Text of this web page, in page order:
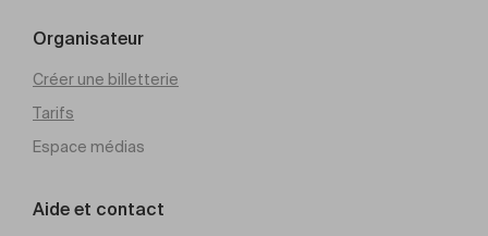
Organisateur
Créer une billetterie
Tarifs
Espace médias
Aide et contact